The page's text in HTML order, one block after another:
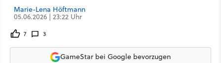
Marie-Lena Höftmann
05.06.2026 | 23:22 Uhr
7 3
GameStar bei Google bevorzugen